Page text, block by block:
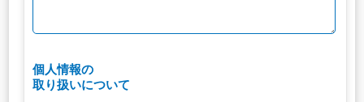
個人情報の
取り扱いについて